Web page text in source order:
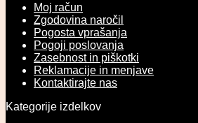
Moj račun
Zgodovina naročil
Pogosta vprašanja
Pogoji poslovanja
Zasebnost in piškotki
Reklamacije in menjave
Kontaktirajte nas
Kategorije izdelkov